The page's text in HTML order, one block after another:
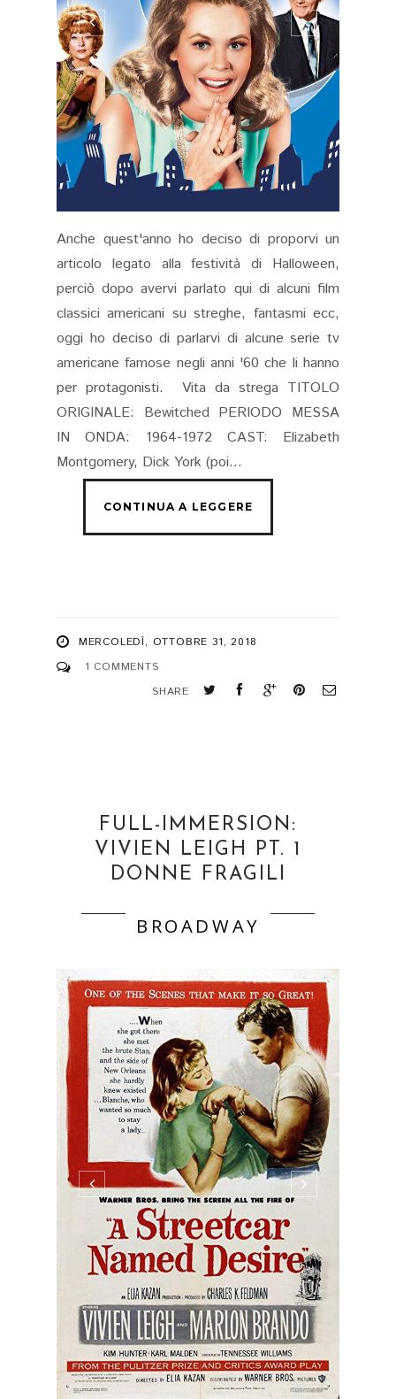
Anche quest'anno ho deciso di proporvi un
articolo legato alla festività di Halloween,
perciò dopo avervi parlato qui di alcuni film
classici americani su streghe, fantasmi ecc,
oggi ho deciso di parlarvi di alcune serie tv
americane famose negli anni '60 che li hanno
per protagonisti. Vita da strega TITOLO
ORIGINALE: Bewitched PERIODO MESSA
IN ONDA: 1964-1972 CAST: Elizabeth
Montgomery, Dick York (poi...
MERCOLEDÌ, OTTOBRE 31, 2018
1 COMMENTS
SHARE
FULL-IMMERSION:
VIVIEN LEIGH PT. 1
DONNE FRAGILI
BROADWAY